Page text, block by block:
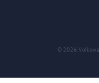
© 2026